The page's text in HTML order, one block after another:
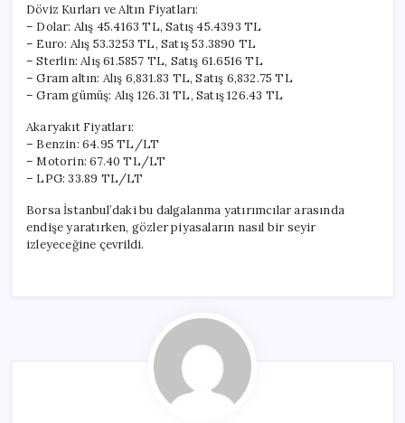
Döviz Kurları ve Altın Fiyatları:
– Dolar: Alış 45.4163 TL, Satış 45.4393 TL
– Euro: Alış 53.3253 TL, Satış 53.3890 TL
– Sterlin: Alış 61.5857 TL, Satış 61.6516 TL
– Gram altın: Alış 6,831.83 TL, Satış 6,832.75 TL
– Gram gümüş: Alış 126.31 TL, Satış 126.43 TL
Akaryakıt Fiyatları:
– Benzin: 64.95 TL/LT
– Motorin: 67.40 TL/LT
– LPG: 33.89 TL/LT
Borsa İstanbul’daki bu dalgalanma yatırımcılar arasında
endişe yaratırken, gözler piyasaların nasıl bir seyir
izleyeceğine çevrildi.